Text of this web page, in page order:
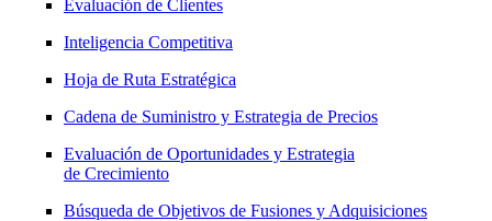
Evaluación de Clientes
Inteligencia Competitiva
Hoja de Ruta Estratégica
Cadena de Suministro y Estrategia de Precios
Evaluación de Oportunidades y Estrategia
de Crecimiento
Búsqueda de Objetivos de Fusiones y Adquisiciones